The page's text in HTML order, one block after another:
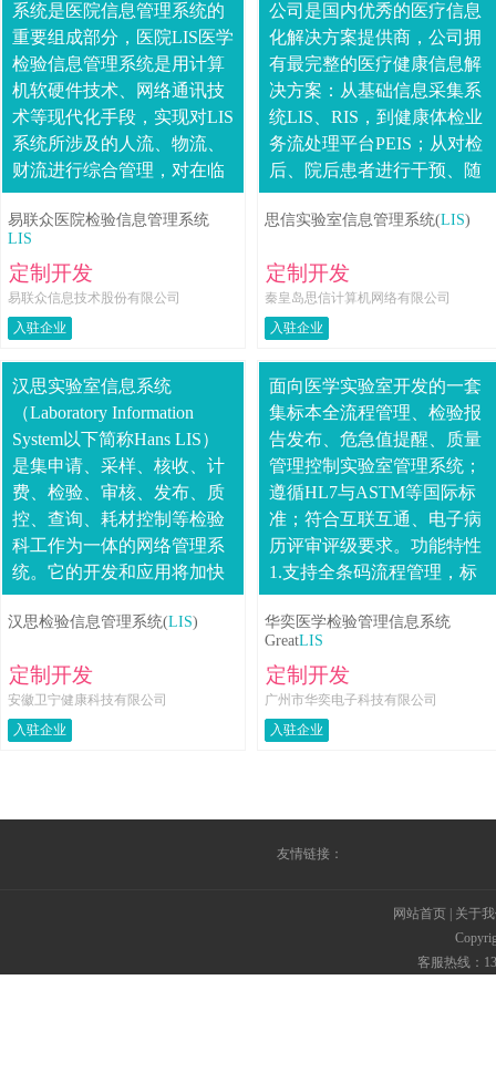
系统是医院信息管理系统的
重要组成部分，医院LIS医学
检验信息管理系统是用计算
机软硬件技术、网络通讯技
术等现代化手段，实现对LIS
系统所涉及的人流、物流、
财流进行综合管理，对在临
床检验活动各阶段中产生的
数据进行采集、存贮、处
理、提取、传输....
易联众医院检验信息管理系统
LIS
定制开发
易联众信息技术股份有限公司
入驻企业
公司是国内优秀的医疗信息
化解决方案提供商，公司拥
有最完整的医疗健康信息解
决方案：从基础信息采集系
统LIS、RIS，到健康体检业
务流处理平台PEIS；从对检
后、院后患者进行干预、随
访、评估、慢病管理的健康
管理中心系统到医患交互的
思信实验室信息管理系统(LIS)
定制开发
秦皇岛思信计算机网络有限公司
入驻企业
汉思实验室信息系统
（Laboratory Information
System以下简称Hans LIS）
是集申请、采样、核收、计
费、检验、审核、发布、质
控、查询、耗材控制等检验
科工作为一体的网络管理系
统。它的开发和应用将加快
检验科管理的统一化、网络
化、标准化的....
汉思检验信息管理系统(LIS)
定制开发
安徽卫宁健康科技有限公司
入驻企业
面向医学实验室开发的一套
集标本全流程管理、检验报
告发布、危急值提醒、质量
管理控制实验室管理系统；
遵循HL7与ASTM等国际标
准；符合互联互通、电子病
历评审评级要求。功能特性
1.支持全条码流程管理，标
本的全流程监控；2.可接入
各类实验室设备及流水线；
3.遵循IS....
华奕医学检验管理信息系统
GreatLIS
定制开发
广州市华奕电子科技有限公司
入驻企业
友情链接：
网站首页
关于
客服热线：